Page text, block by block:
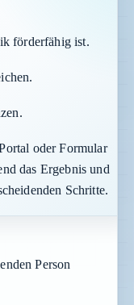
förderfähig ist.
oder Formular
das Ergebnis und
Schritte.
Person